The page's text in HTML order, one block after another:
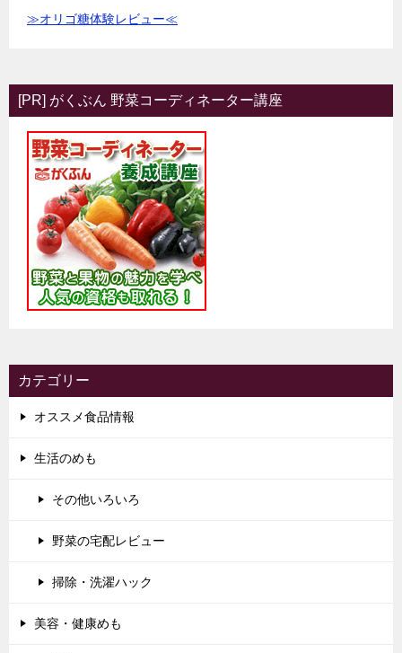
≫オリゴ糖体験レビュー≪
[PR] がくぶん 野菜コーディネーター講座
カテゴリー
オススメ食品情報
生活のめも
その他いろいろ
野菜の宅配レビュー
掃除・洗濯ハック
美容・健康めも